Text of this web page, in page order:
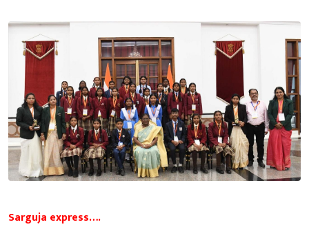
Sarguja express….